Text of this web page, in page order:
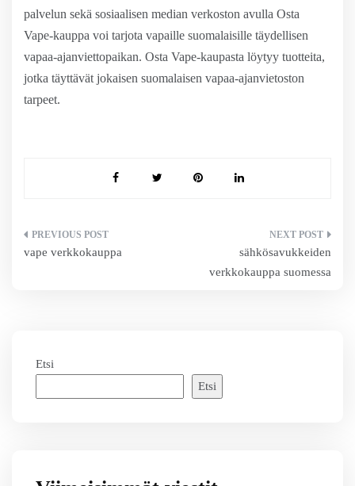
palvelun sekä sosiaalisen median verkoston avulla Osta
Vape-kauppa voi tarjota vapaille suomalaisille täydellisen
vapaa-ajanviettopaikan. Osta Vape-kaupasta löytyy tuotteita,
jotka täyttävät jokaisen suomalaisen vapaa-ajanvietoston
tarpeet.
Artikkelien
vape verkkokauppa
sähkösavukkeiden
verkkokauppa suomessa
Etsi
Etsi